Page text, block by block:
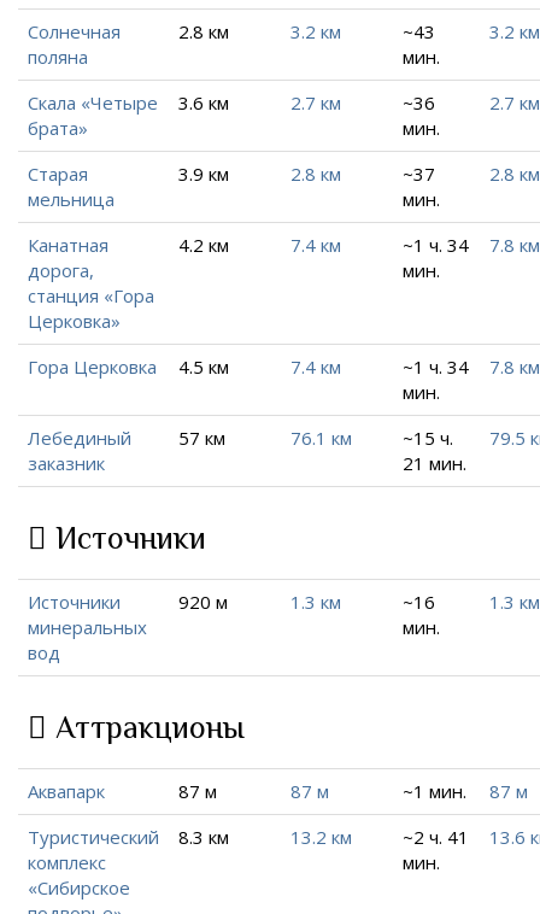
Солнечная
поляна
2.8 км 3.2 км
~43
мин.
3.2 км
Скала «Четыре
брата»
3.6 км 2.7 км
~36
мин.
2.7 км
Старая
мельница
3.9 км 2.8 км
~37
мин.
2.8 км
Канатная
дорога,
станция «Гора
Церковка»
4.2 км 7.4 км
~1 ч. 34
мин.
7.8 км
Гора Церковка 4.5 км 7.4 км
~1 ч. 34
мин.
7.8 км
Лебединый
заказник
57 км 76.1 км
~15 ч.
21 мин.
79.5
Источники
Источники
минеральных
вод
920 м 1.3 км
~16
мин.
1.3 км
Аттракционы
Аквапарк 87 м 87 м ~1 мин.
87 м
Туристический
комплекс
«Сибирское
8.3 км 13.2 км
~2 ч. 41
мин.
13.6